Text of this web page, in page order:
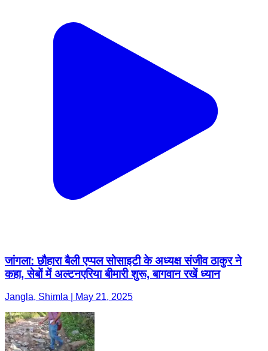
जांगला: छौहारा बैली एप्पल सोसाइटी के अध्यक्ष संजीव ठाकुर ने
कहा, सेबों में अल्टनएरिया बीमारी शुरू, बागवान रखें ध्यान
Jangla, Shimla | May 21, 2025